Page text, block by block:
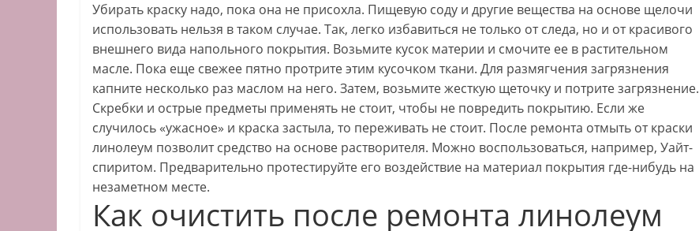
Убирать краску надо, пока она не присохла. Пищевую соду и другие вещества на основе щелочи
использовать нельзя в таком случае. Так, легко избавиться не только от следа, но и от красивого
внешнего вида напольного покрытия. Возьмите кусок материи и смочите ее в растительном
масле. Пока еще свежее пятно протрите этим кусочком ткани. Для размягчения загрязнения
капните несколько раз маслом на него. Затем, возьмите жесткую щеточку и потрите загрязнение.
Скребки и острые предметы применять не стоит, чтобы не повредить покрытию. Если же
случилось «ужасное» и краска застыла, то переживать не стоит. После ремонта отмыть от краски
линолеум позволит средство на основе растворителя. Можно воспользоваться, например, Уайт-
спиритом. Предварительно протестируйте его воздействие на материал покрытия где-нибудь на
незаметном месте.
Как очистить после ремонта линолеум